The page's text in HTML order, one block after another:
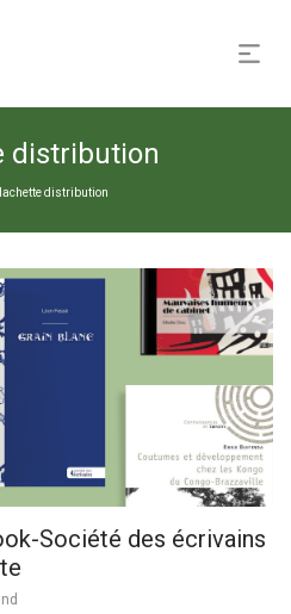
distribution
distribution
Société des écrivains